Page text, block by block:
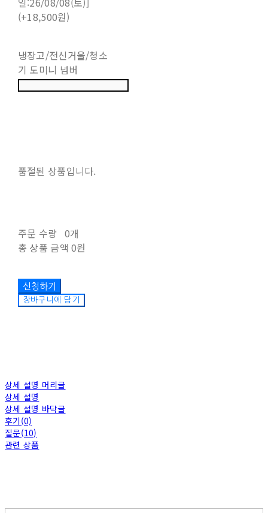
(+18,500원)
냉장고/전신거울/청소
기 도미니 넘버
품절된 상품입니다.
주문 수량 0개
총 상품 금액 0원
장바구니에 담기
상세 설명 머리글
상세 설명
상세 설명 바닥글
후기(0)
질문(10)
관련 상품